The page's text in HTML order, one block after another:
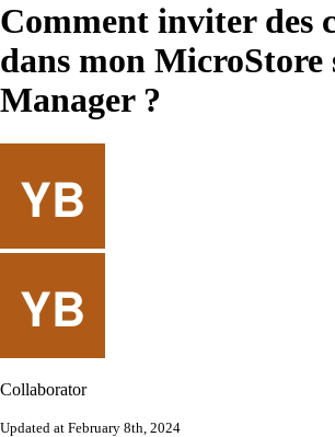
Comment inviter des
dans mon MicroStore
Manager ?
Collaborator
Updated at February 8th, 2024